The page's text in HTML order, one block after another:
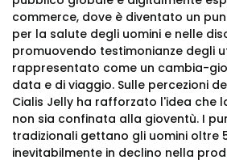
commerce, dove è diventato un
per la salute degli uomini e nelle
promuovendo testimonianze degli
rappresentato come un cambia-
data e di viaggio. Sulle percezioni
Cialis Jelly ha rafforzato l'idea che
non sia confinata alla gioventù. I
tradizionali gettano gli uomini oltre
inevitabilmente in declino nella